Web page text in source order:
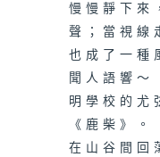
慢慢靜下來
聲；當視線
也成了一種
聞人語響～
明學校的尤
《鹿柴》
在山谷間回